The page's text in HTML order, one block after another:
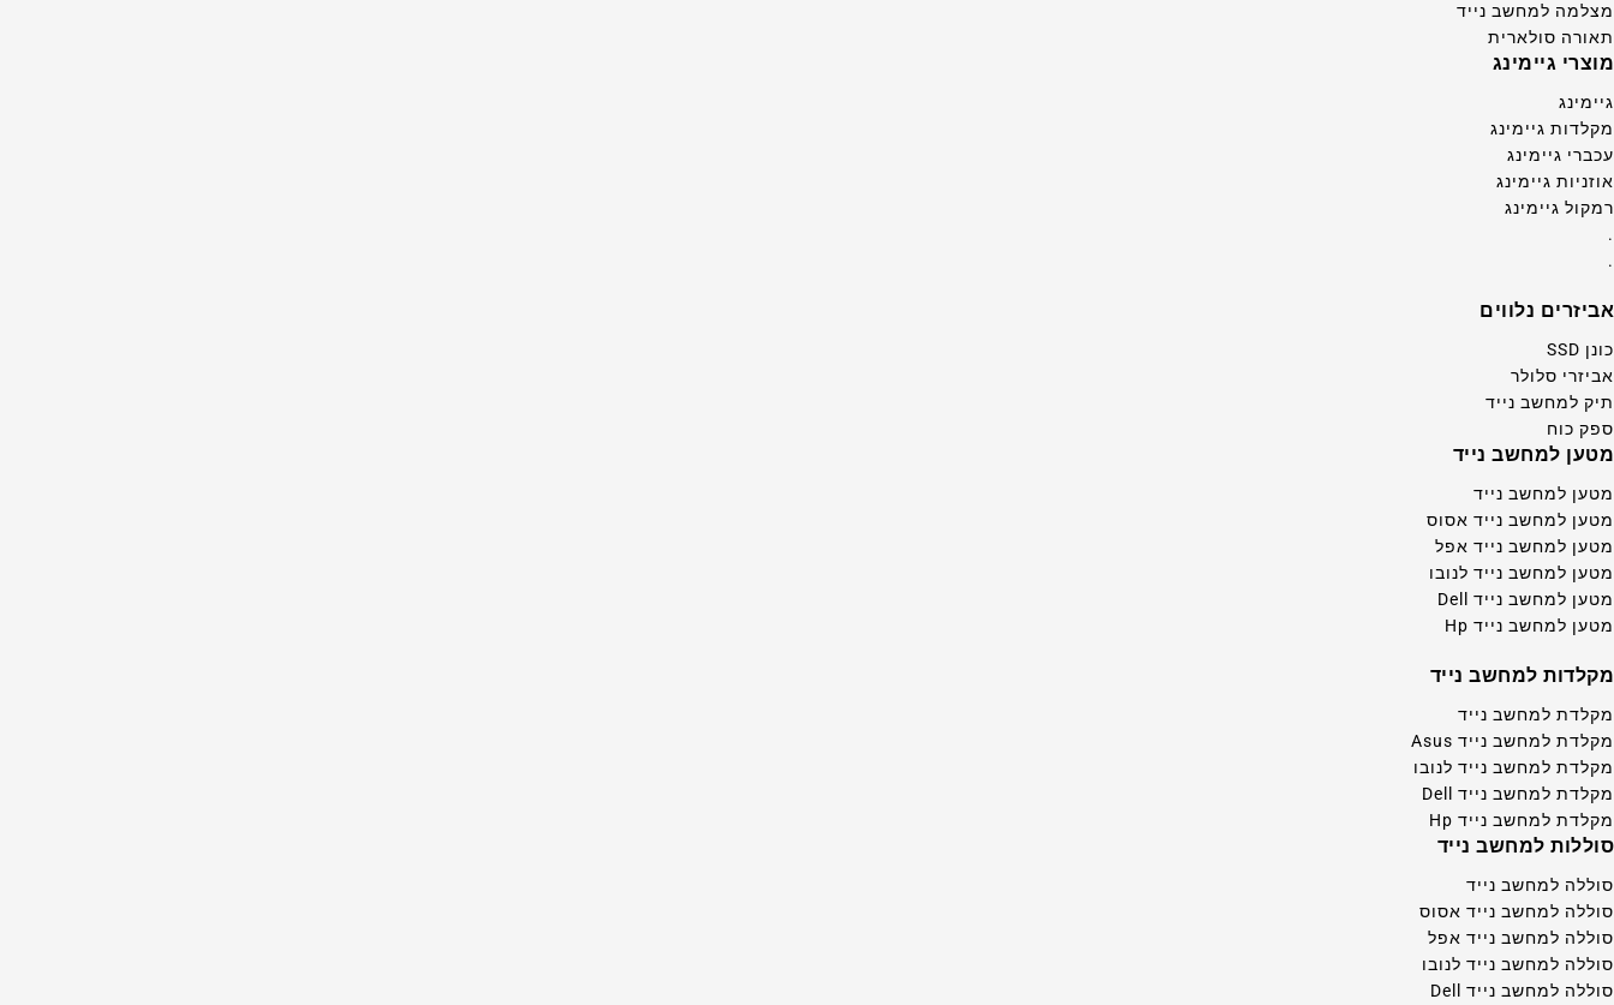
מצלמה למחשב נייד
תאורה סולארית
מוצרי גיימינג
גיימינג
מקלדות גיימינג
עכברי גיימינג
אוזניות גיימינג
רמקול גיימינג
.
.
אביזרים נלווים
כונן SSD
אביזרי סלולר
תיק למחשב נייד
ספק כוח
מטען למחשב נייד
מטען למחשב נייד
מטען למחשב נייד אסוס
מטען למחשב נייד אפל
מטען למחשב נייד לנובו
מטען למחשב נייד Dell
מטען למחשב נייד Hp
מקלדות למחשב נייד
מקלדת למחשב נייד
מקלדת למחשב נייד Asus
מקלדת למחשב נייד לנובו
מקלדת למחשב נייד Dell
מקלדת למחשב נייד Hp
סוללות למחשב נייד
סוללה למחשב נייד
סוללה למחשב נייד אסוס
סוללה למחשב נייד אפל
סוללה למחשב נייד לנובו
סוללה למחשב נייד Dell